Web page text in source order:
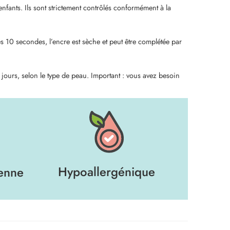
Ils sont strictement contrôlés conformément à la
secondes, l’encre est sèche et peut être complétée par
selon le type de peau. Important : vous avez besoin
Hypoallergénique